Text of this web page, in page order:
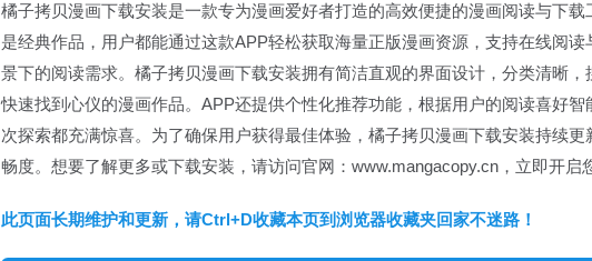
橘子拷贝漫画下载安装是一款专为漫画爱好者打造的高效便捷的漫画阅读与下
是经典作品，用户都能通过这款APP轻松获取海量正版漫画资源，支持在线阅读
景下的阅读需求。橘子拷贝漫画下载安装拥有简洁直观的界面设计，分类清晰，
快速找到心仪的漫画作品。APP还提供个性化推荐功能，根据用户的阅读喜好智
次探索都充满惊喜。为了确保用户获得最佳体验，橘子拷贝漫画下载安装持续
畅度。想要了解更多或下载安装，请访问官网：www.mangacopy.cn，立即开启
此页面长期维护和更新，请Ctrl+D收藏本页到浏览器收藏夹回家不迷路！